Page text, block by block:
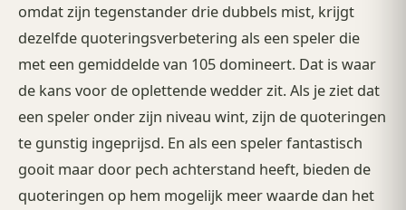
omdat zijn tegenstander drie dubbels mist, krijgt
dezelfde quoteringsverbetering als een speler die
met een gemiddelde van 105 domineert. Dat is waar
de kans voor de oplettende wedder zit. Als je ziet dat
een speler onder zijn niveau wint, zijn de quoteringen
te gunstig ingeprijsd. En als een speler fantastisch
gooit maar door pech achterstand heeft, bieden de
quoteringen op hem mogelijk meer waarde dan het